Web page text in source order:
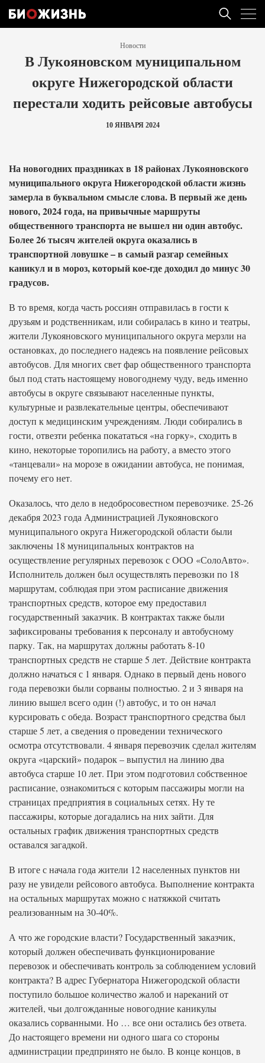
Новости
В Лукояновском муниципальном
округе Нижегородской области
перестали ходить рейсовые автобусы
10 ЯНВАРЯ 2024
На новогодних праздниках в 18 районах Лукояновского
муниципального округа Нижегородской области жизнь
замерла в буквальном смысле слова. В первый же день
нового, 2024 года, на привычные маршруты
общественного транспорта не вышел ни один автобус.
Более 26 тысяч жителей округа оказались в
транспортной ловушке – в самый разгар семейных
каникул и в мороз, который кое-где доходил до минус 30
градусов.
В то время, когда часть россиян отправилась в гости к
друзьям и родственникам, или собиралась в кино и театры,
жители Лукояновского муниципального округа мерзли на
остановках, до последнего надеясь на появление рейсовых
автобусов. Для многих свет фар общественного транспорта
был под стать настоящему новогоднему чуду, ведь именно
автобусы в округе связывают населенные пункты,
культурные и развлекательные центры, обеспечивают
доступ к медицинским учреждениям. Люди собирались в
гости, отвезти ребенка покататься «на горку», сходить в
кино, некоторые торопились на работу, а вместо этого
«танцевали» на морозе в ожидании автобуса, не понимая,
почему его нет.
Оказалось, что дело в недобросовестном перевозчике. 25-26
декабря 2023 года Администрацией Лукояновского
муниципального округа Нижегородской области были
заключены 18 муниципальных контрактов на
осуществление регулярных перевозок с ООО «СолоАвто».
Исполнитель должен был осуществлять перевозки по 18
маршрутам, соблюдая при этом расписание движения
транспортных средств, которое ему предоставил
государственный заказчик. В контрактах также были
зафиксированы требования к персоналу и автобусному
парку. Так, на маршрутах должны работать 8-10
транспортных средств не старше 5 лет. Действие контракта
должно начаться с 1 января. Однако в первый день нового
года перевозки были сорваны полностью. 2 и 3 января на
линию вышел всего один (!) автобус, и то он начал
курсировать с обеда. Возраст транспортного средства был
старше 5 лет, а сведения о проведении технического
осмотра отсутствовали. 4 января перевозчик сделал жителям
округа «царский» подарок – выпустил на линию два
автобуса старше 10 лет. При этом подготовил собственное
расписание, ознакомиться с которым пассажиры могли на
страницах предприятия в социальных сетях. Ну те
пассажиры, которые догадались на них зайти. Для
остальных график движения транспортных средств
оставался загадкой.
В итоге с начала года жители 12 населенных пунктов ни
разу не увидели рейсового автобуса. Выполнение контракта
на остальных маршрутах можно с натяжкой считать
реализованным на 30-40%.
А что же городские власти? Государственный заказчик,
который должен обеспечивать функционирование
перевозок и обеспечивать контроль за соблюдением условий
контракта? В адрес Губернатора Нижегородской области
поступило большое количество жалоб и нареканий от
жителей, чьи долгожданные новогодние каникулы
оказались сорванными. Но … все они остались без ответа.
До настоящего времени ни одного шага со стороны
администрации предпринято не было. В конце концов, в